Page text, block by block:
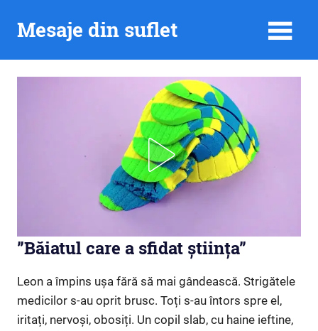
Mesaje din suflet
”Băiatul care a sfidat știința”
Leon a împins ușa fără să mai gândească. Strigătele
medicilor s-au oprit brusc. Toți s-au întors spre el,
iritați, nervoși, obosiți. Un copil slab, cu haine ieftine,